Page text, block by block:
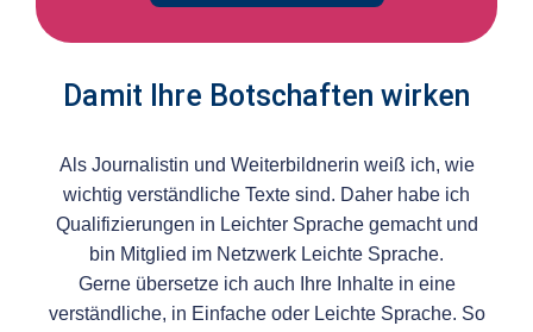
Damit Ihre Botschaften wirken
Als Journalistin und Weiterbildnerin weiß ich, wie
wichtig verständliche Texte sind. Daher habe ich
Qualifizierungen in Leichter Sprache gemacht und
bin Mitglied im Netzwerk Leichte Sprache.
Gerne übersetze ich auch Ihre Inhalte in eine
verständliche, in Einfache oder Leichte Sprache. So